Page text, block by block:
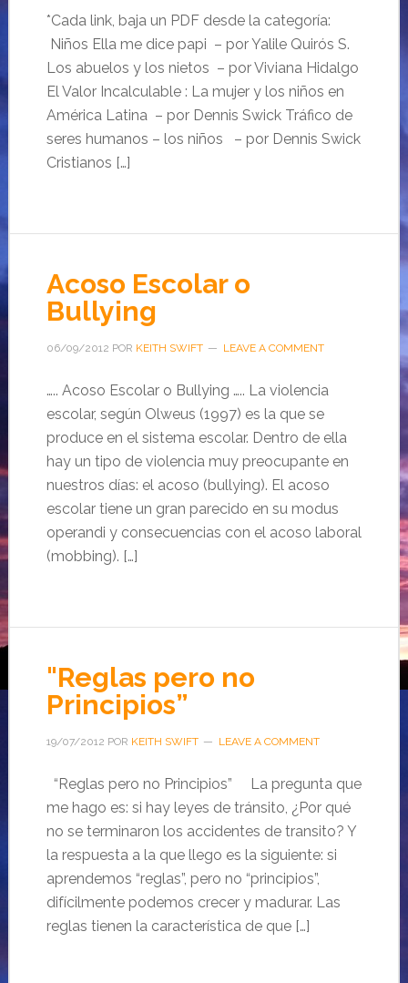
*Cada link, baja un PDF desde la categoría:
Niños Ella me dice papi – por Yalile Quirós S.
Los abuelos y los nietos – por Viviana Hidalgo
El Valor Incalculable : La mujer y los niños en
América Latina – por Dennis Swick Tráfico de
seres humanos – los niños – por Dennis Swick
Cristianos […]
Acoso Escolar o
Bullying
06/09/2012 POR KEITH SWIFT LEAVE A COMMENT
….. Acoso Escolar o Bullying ….. La violencia
escolar, según Olweus (1997) es la que se
produce en el sistema escolar. Dentro de ella
hay un tipo de violencia muy preocupante en
nuestros días: el acoso (bullying). El acoso
escolar tiene un gran parecido en su modus
operandi y consecuencias con el acoso laboral
(mobbing). […]
"Reglas pero no
Principios”
19/07/2012 POR KEITH SWIFT LEAVE A COMMENT
“Reglas pero no Principios” La pregunta que
me hago es: si hay leyes de tránsito, ¿Por qué
no se terminaron los accidentes de transito? Y
la respuesta a la que llego es la siguiente: si
aprendemos “reglas”, pero no “principios”,
difícilmente podemos crecer y madurar. Las
reglas tienen la característica de que […]